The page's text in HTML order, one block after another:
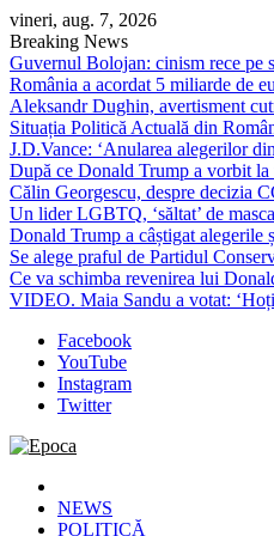
Skip
to
content
vineri, aug. 7, 2026
Breaking News
Guvernul Bolojan: cinism rece pe
România a acordat 5 miliarde de
Aleksandr Dughin, avertisment
Situația Politică Actuală din
J.D.Vance: ‘Anularea alegerilor
După ce Donald Trump a vorbit
Călin Georgescu, despre decizia
Un lider LGBTQ, ‘săltat’ de
Donald Trump a câștigat alegerile
Se alege praful de Partidul
Ce va schimba revenirea lui
VIDEO. Maia Sandu a votat:
Facebook
YouTube
Instagram
Twitter
Epoca
Cele mai noi știri online din
NEWS
POLITICĂ